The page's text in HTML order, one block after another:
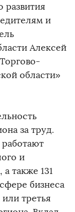
развития
и
Алексей
области»
за труд.
и
также 131
бизнеса
третья